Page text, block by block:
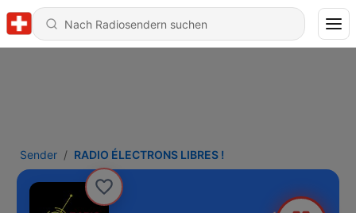
Sender RADIO ÉLECTRONS LIBRES !